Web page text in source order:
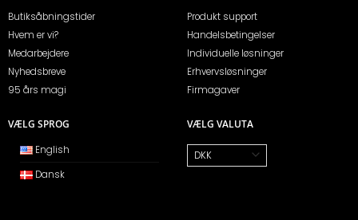
Butiksåbningstider
Hvem er vi?
Medarbejdere
Nyhedsbreve
95 års magi
VÆLG SPROG
English
Dansk
Produkt support
Handelsbetingelser
Individuelle løsninger
Erhvervsløsninger
Firmagaver
VÆLG VALUTA